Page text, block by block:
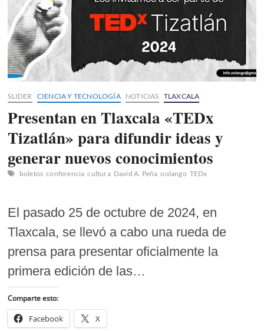
SLIDER CIENCIA Y TECNOLOGÍA NOTICIAS TLAXCALA
Presentan en Tlaxcala «TEDx
Tizatlán» para difundir ideas y
generar nuevos conocimientos
boletos conferencia cultura David A. Peña oolango TEDx
El pasado 25 de octubre de 2024, en
Tlaxcala, se llevó a cabo una rueda de
prensa para presentar oficialmente la
primera edición de las…
Comparte esto:
Facebook X